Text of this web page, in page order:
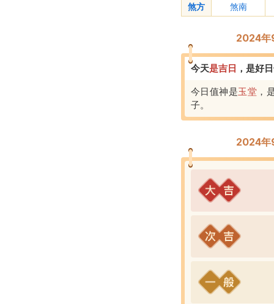
煞方
煞南
2024年
今天是吉 日 ， 是好
今日值神是玉堂 ，
子。
2024年